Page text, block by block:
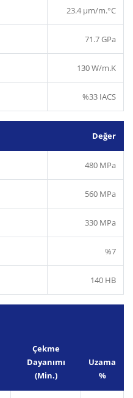
23.4 µm/m.°C
71.7 GPa
130 W/m.K
%33 IACS
Değer
480 MPa
560 MPa
330 MPa
%7
140 HB
Çekme
Dayanımı
(Min.)
Uzama
%